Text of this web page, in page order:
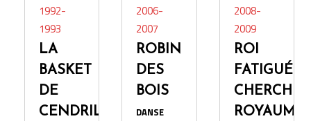
1992-
1993
LA
BASKET
DE
CENDRILLON
2006-
2007
ROBIN
DES
BOIS
DANSE
2008-
2009
ROI
FATIGUÉ
CHERCHE
ROYAUME